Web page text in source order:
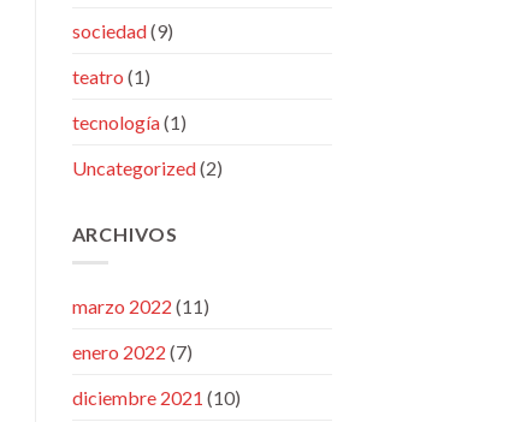
sociedad(9)
teatro (1)
tecnología(1)
Uncategorized(2)
ARCHIVOS
marzo 2022 (11)
enero 2022 (7)
diciembre 2021 (10)